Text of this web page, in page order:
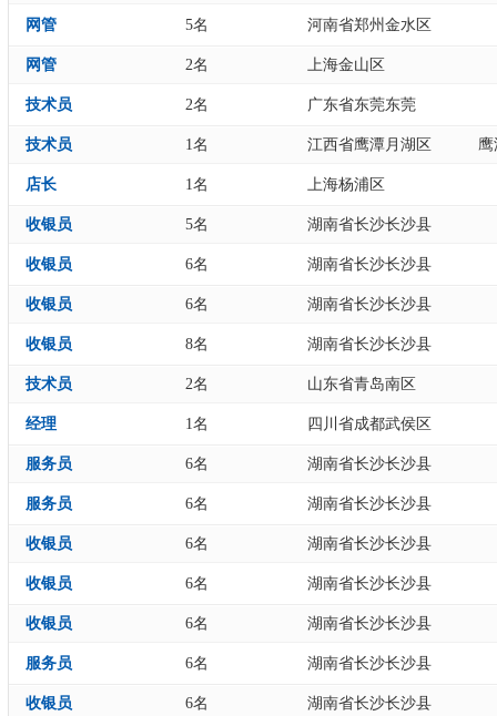
网管 5名 河南省郑州金水区
网管 2名 上海金山区
技术员 2名 广东省东莞东莞
技术员 1名 江西省鹰潭月湖区 鹰
店长 1名 上海杨浦区
收银员 5名 湖南省长沙长沙县
收银员 6名 湖南省长沙长沙县
收银员 6名 湖南省长沙长沙县
收银员 8名 湖南省长沙长沙县
技术员 2名 山东省青岛南区
经理 1名 四川省成都武侯区
服务员 6名 湖南省长沙长沙县
服务员 6名 湖南省长沙长沙县
收银员 6名 湖南省长沙长沙县
收银员 6名 湖南省长沙长沙县
收银员 6名 湖南省长沙长沙县
服务员 6名 湖南省长沙长沙县
收银员 6名 湖南省长沙长沙县